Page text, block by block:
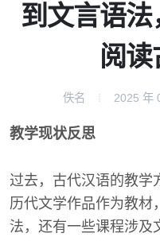
到文言语
阅
佚名 2025 年
教学现状反思
过去，古代汉语的教学
历代文学作品作为教材
法，还有一些课程涉及